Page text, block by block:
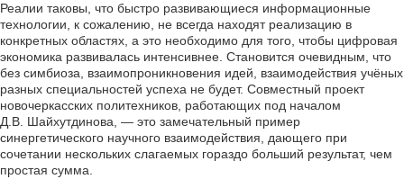
Реалии таковы, что быстро развивающиеся информационные
технологии, к сожалению, не всегда находят реализацию в
конкретных областях, а это необходимо для того, чтобы цифровая
экономика развивалась интенсивнее. Становится очевидным, что
без симбиоза, взаимопроникновения идей, взаимодействия учёных
разных специальностей успеха не будет. Совместный проект
новочеркасских политехников, работающих под началом
Д.В. Шайхутдинова, — это замечательный пример
синергетического научного взаимодействия, дающего при
сочетании нескольких слагаемых гораздо больший результат, чем
простая сумма.